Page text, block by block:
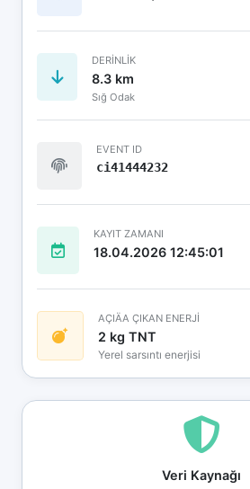
DERINLIK
8.3 km
Sığ Odak
EVENT ID
ci41444232
KAYIT ZAMANI
18.04.2026 12:45:01
AÇIÄA ÇIKAN ENERJİ
2 kg TNT
Yerel sarsıntı enerjisi
Veri Kaynağı